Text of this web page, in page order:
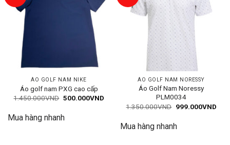
ÁO GOLF NAM NIKE
Áo golf nam PXG cao cấp
1.450.000VND Giá
1.450.000VND.
500.000VNDGiá
500.000VND.
Mua hàng nhanh
ÁO GOLF NAM NORESSY
Áo Golf Nam Noressy
PLM0034
1.350.000VND Giá
1.350.000VND.
999.000VNDGiá
Mua hàng nhanh